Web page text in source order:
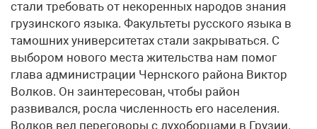
стали требовать от некоренных народов знания
грузинского языка. Факультеты русского языка в
тамошних университетах стали закрываться. С
выбором нового места жительства нам помог
глава администрации Чернского района Виктор
Волков. Он заинтересован, чтобы район
развивался, росла численность его населения.
Волков вел переговоры с духоборцами в Грузии.